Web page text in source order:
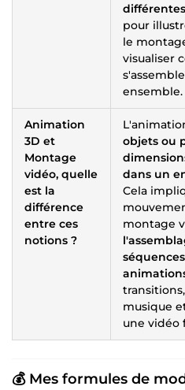
pour
le
visualiser
ensemble.
Animation
3D et
Montage
vidéo, quelle
est la
différence
entre ces
notions ?
objets ou
dans un
Cela
montage
musique
une vidéo
💰 Mes formules de